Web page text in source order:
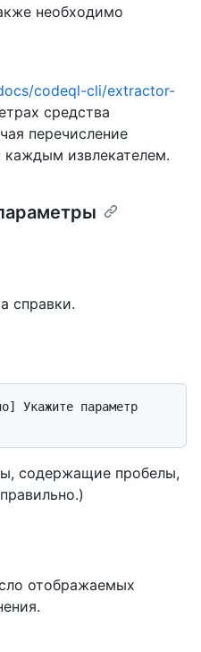
необходимо
codeql-cli/extractor-
средства
перечисление
каждым извлекателем.
справки.
содержащие пробелы,
отображаемых